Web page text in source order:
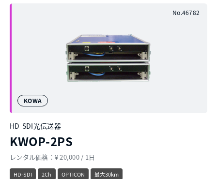
No.46782
KOWA
HD-SDI光伝送器
KWOP-2PS
レンタル価格：¥ 20,000 / 1日
HD-SDI 2Ch OPTICON 最大30km